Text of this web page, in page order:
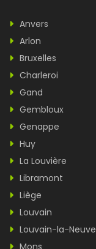
Anvers
Arlon
Bruxelles
Charleroi
Gand
Gembloux
Genappe
Huy
La Louvière
Libramont
Liège
Louvain
Louvain-la-Neuve